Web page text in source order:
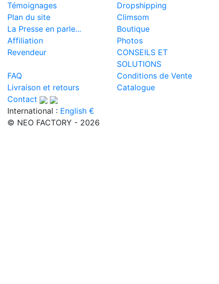
Témoignages
Dropshipping
Plan du site
Climsom
La Presse en parle...
Boutique
Affiliation
Photos
Revendeur
CONSEILS ET
SOLUTIONS
FAQ
Conditions de Vente
Livraison et retours
Catalogue
Contact
International : English €
© NEO FACTORY - 2026